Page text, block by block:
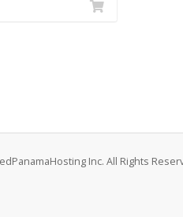
Inc. All Rights